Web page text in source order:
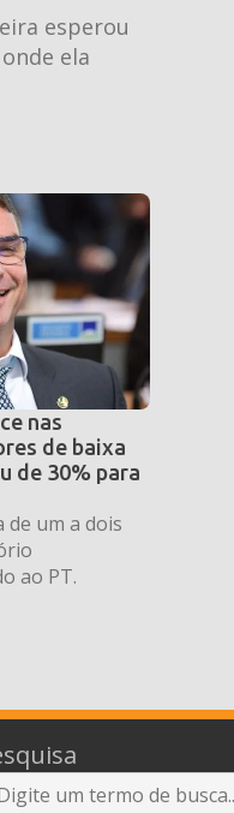
esperou
ela
nas
de baixa
de 30% para
de um a dois
ao PT.